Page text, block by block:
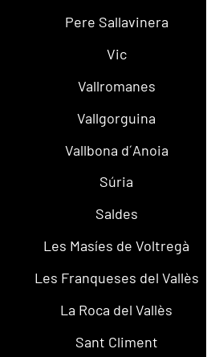
Pere Sallavinera
Vic
Vallromanes
Vallgorguina
Vallbona d´Anoia
Súria
Saldes
Les Masíes de Voltregà
Les Franqueses del Vallès
La Roca del Vallès
Sant Climent